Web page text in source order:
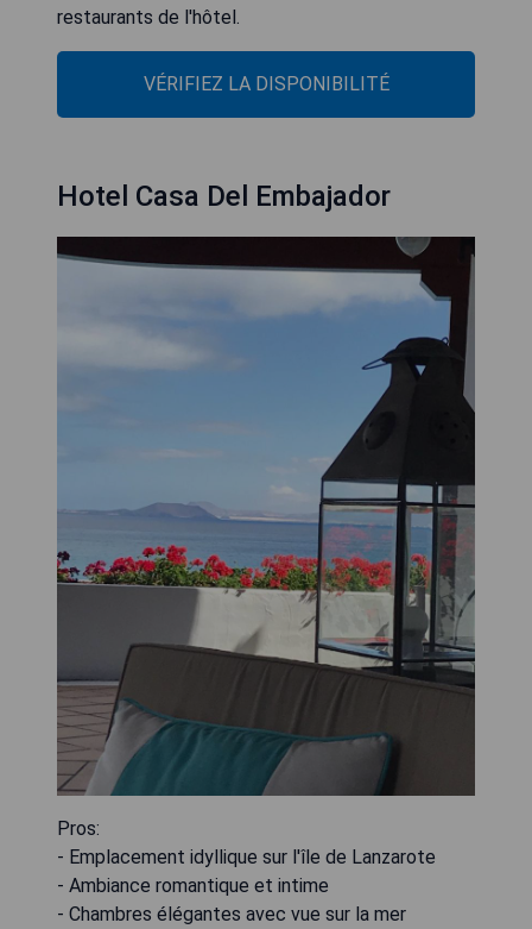
restaurants de l'hôtel.
VÉRIFIEZ LA DISPONIBILITÉ
Hotel Casa Del Embajador
Pros:
- Emplacement idyllique sur l'île de Lanzarote
- Ambiance romantique et intime
- Chambres élégantes avec vue sur la mer